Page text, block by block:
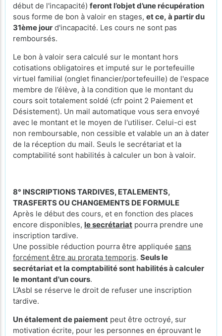
début de l'incapacité) feront l’objet d’une récupération
sous forme de bon à valoir en stages, et ce, à partir du
31ème jour d'incapacité. Les cours ne sont pas
remboursés.
Le bon à valoir sera calculé sur le montant hors
cotisations obligatoires et imputé sur le portefeuille
virtuel familial (onglet financier/portefeuille) de l'espace
membre de l’élève, à la condition que le montant du
cours soit totalement soldé (cfr point 2 Paiement et
Désistement). Un mail automatique vous sera envoyé
avec le montant et le moyen de l'utiliser. Celui-ci est
non remboursable, non cessible et valable un an à dater
de la réception du mail. Seuls le secrétariat et la
comptabilité sont habilités à calculer un bon à valoir.
8° INSCRIPTIONS TARDIVES, ETALEMENTS,
TRASFERTS OU CHANGEMENTS DE FORMULE
Après le début des cours, et en fonction des places
encore disponibles, le secrétariat pourra prendre une
inscription tardive.
Une possible réduction pourra être appliquée sans
forcément être au prorata temporis. Seuls le
secrétariat et la comptabilité sont habilités à calculer
le montant d'un cours.
L’Asbl se réserve le droit de refuser une inscription
tardive.
Un étalement de paiement peut être octroyé, sur
motivation écrite, pour les personnes en éprouvant le